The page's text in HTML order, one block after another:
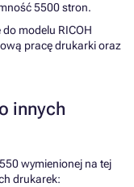
5500 stron.
modelu RICOH
pracę drukarki oraz
innych
wymienionej na tej
drukarek: